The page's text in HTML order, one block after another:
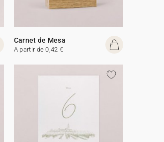
Carnet de Mesa
A partir de 0,42 €